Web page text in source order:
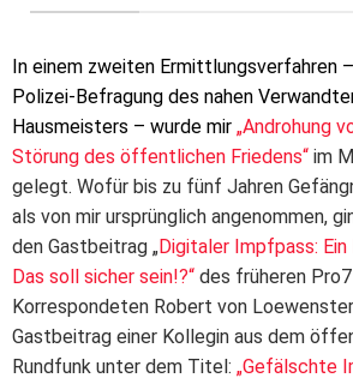
In einem zweiten Ermittlungsverfahren
Polizei-Befragung des nahen
Hausmeisters – wurde mir „Androhung
Störung des öffentlichen Friedens“ im
gelegt. Wofür bis zu fünf Jahren
als von mir ursprünglich angenommen,
den Gastbeitrag „Digitaler Impfpass:
Das soll sicher sein!?“ des früheren
Korrespondeten Robert von
Gastbeitrag einer Kollegin aus dem
Rundfunk unter dem Titel: „Gefälschte